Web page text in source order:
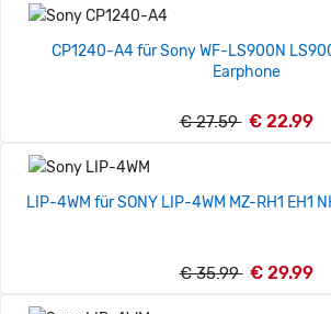
CP1240-A4 für Sony WF-LS900N
Earphone
€ 27.59 € 22.99
LIP-4WM für SONY LIP-4WM MZ-RH1 EH1
€ 35.99 € 29.99